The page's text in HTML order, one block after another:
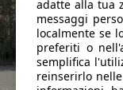
adatte alla tua
messaggi
localmente se
preferiti o
semplifica
reinserirlo